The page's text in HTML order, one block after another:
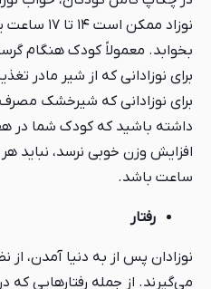
نوزاد ممکن
بخوابد. معمولاً کودک هنگام
برای نوزادانی که شیرخشک
داشته باشید که کودک شما در
ساعت باشد.
رفتار
نوزادان پس از به دنیا آمدن، از
می‌گیرند. از جمله رفتارهایی که